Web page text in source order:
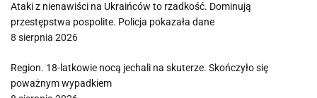
Ataki z nienawiści na Ukraińców to rzadkość. Dominują
przestępstwa pospolite. Policja pokazała dane
8 sierpnia 2026
Region. 18-latkowie nocą jechali na skuterze. Skończyło się
poważnym wypadkiem